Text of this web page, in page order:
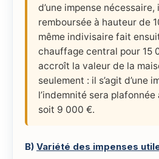
d’une impense
remboursée à hauteur de
même indivisaire fait
chauffage central pour 15
accroît la valeur de la
seulement : il s’agit d’une
l’indemnité sera
soit 9 000 €.
B) Variété des impenses